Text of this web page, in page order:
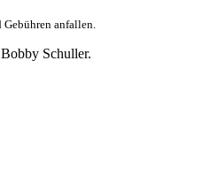
anfallen.
Schuller.